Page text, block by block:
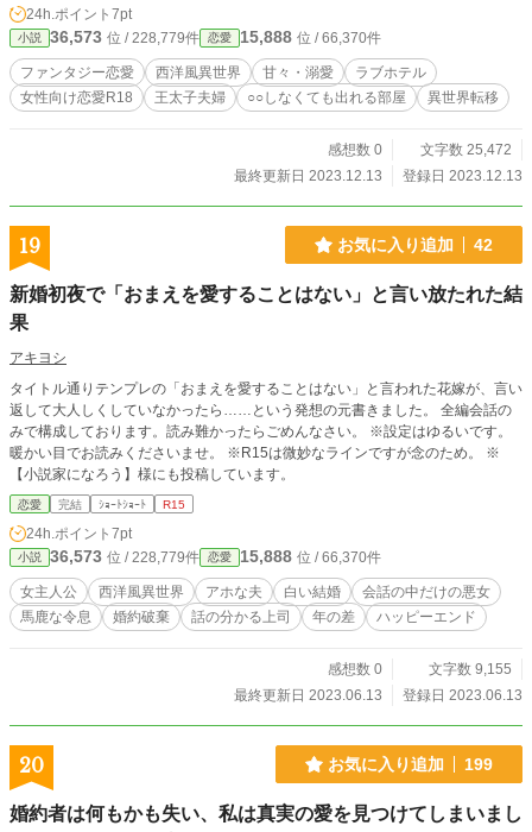
24h.ポイント 7pt
小説 36,573 位 / 228,779件 恋愛 15,888 位 / 66,370件
ファンタジー恋愛 西洋風異世界 甘々・溺愛
ラブホテル
女性向け恋愛R18
王太子夫婦 ○○しなくても出れる部屋 異世界転移
感想数 0
文字数 25,472
最終更新日 2023.12.13
登録日 2023.12.13
19 お気に入り追加 42
新婚初夜で「おまえを愛することはない」と言い放たれた結
果
アキヨシ
タイトル通りテンプレの「おまえを愛することはない」と言われた花嫁が、言い
返して大人しくしていなかったら……という発想の元書きました。 全編会話の
みで構成しております。読み難かったらごめんなさい。 ※設定はゆるいです。
暖かい目でお読みくださいませ。 ※R15は微妙なラインですが念のため。 ※
【小説家になろう】様にも投稿しています。
恋愛 完結 ｼｮｰﾄｼｮｰﾄ R15
24h.ポイント 7pt
小説 36,573 位 / 228,779件 恋愛 15,888 位 / 66,370件
女主人公 西洋風異世界 アホな夫 白い結婚
会話の中だけの悪女
馬鹿な令息
婚約破棄 話の分かる上司 年の差 ハッピーエンド
感想数 0
文字数 9,155
最終更新日 2023.06.13
登録日 2023.06.13
20 お気に入り追加 199
婚約者は何もかも失い、私は真実の愛を見つけてしまいまし